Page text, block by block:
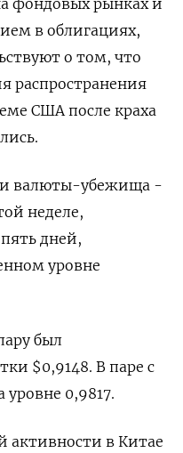
фондовых рынках и
в облигациях,
о том, что
распространения
США после краха
валюты-убежища -
неделе,
дней,
уровне
был
$0,9148​. В паре с
уровне 0,9817.
активности в Китае